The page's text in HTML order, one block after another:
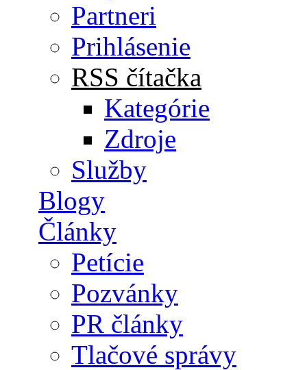
Partneri
Prihlásenie
RSS čítačka
Kategórie
Zdroje
Služby
Blogy
Články
Petície
Pozvánky
PR články
Tlačové správy